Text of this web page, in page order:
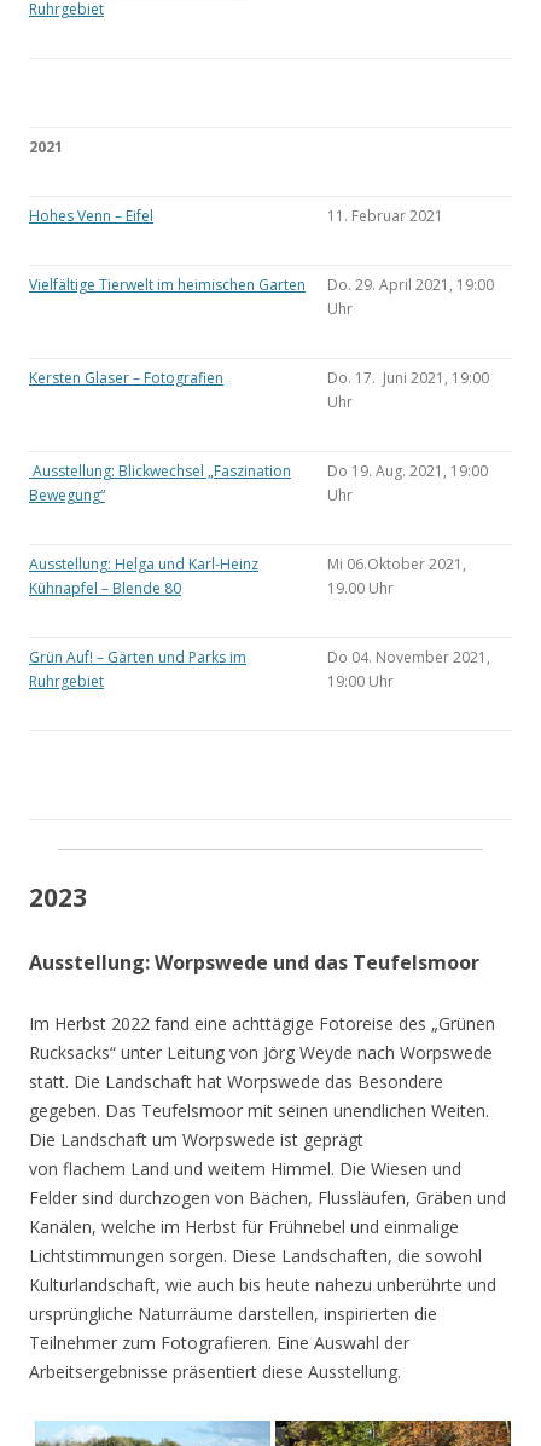
Ruhrgebiet
2021
Hohes Venn – Eifel 11. Februar 2021
Vielfältige Tierwelt im heimischen Garten
Do. 29. April 2021, 19:00
Uhr
Kersten Glaser – Fotografien
Do. 17. Juni 2021, 19:00
Uhr
Ausstellung: Blickwechsel „Faszination
Bewegung“
Do 19. Aug. 2021, 19:00
Uhr
Ausstellung: Helga und Karl-Heinz
Kühnapfel – Blende 80
Mi 06.Oktober 2021,
19.00 Uhr
Grün Auf! – Gärten und Parks im
Ruhrgebiet
Do 04. November 2021,
19:00 Uhr
2023
Ausstellung: Worpswede und das Teufelsmoor
Im Herbst 2022 fand eine achttägige Fotoreise des „Grünen
Rucksacks“ unter Leitung von Jörg Weyde nach Worpswede
statt. Die Landschaft hat Worpswede das Besondere
gegeben. Das Teufelsmoor mit seinen unendlichen Weiten.
Die Landschaft um Worpswede ist geprägt
von flachem Land und weitem Himmel. Die Wiesen und
Felder sind durchzogen von Bächen, Flussläufen, Gräben und
Kanälen, welche im Herbst für Frühnebel und einmalige
Lichtstimmungen sorgen. Diese Landschaften, die sowohl
Kulturlandschaft, wie auch bis heute nahezu unberührte und
ursprüngliche Naturräume darstellen, inspirierten die
Teilnehmer zum Fotografieren. Eine Auswahl der
Arbeitsergebnisse präsentiert diese Ausstellung.